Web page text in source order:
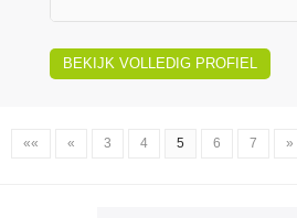
BEKIJK VOLLEDIG PROFIEL
«« « 3 4 5 6 7 »